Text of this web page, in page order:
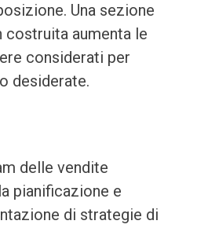
Una sezione
costruita aumenta le
considerati per
desiderate.
delle vendite
pianificazione e
di strategie di